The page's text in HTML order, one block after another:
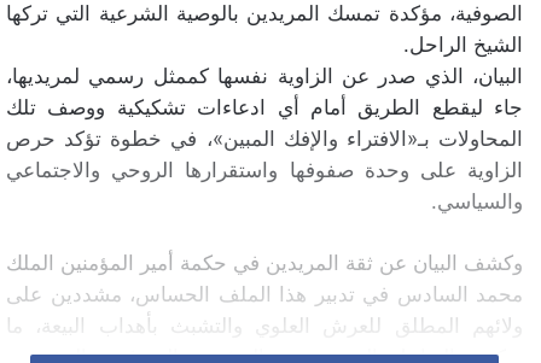
الصوفية، مؤكدة تمسك المريدين بالوصية الشرعية التي تركها
الشيخ الراحل.
البيان، الذي صدر عن الزاوية نفسها كممثل رسمي لمريديها،
جاء ليقطع الطريق أمام أي ادعاءات تشكيكية ووصف تلك
المحاولات بـ«الافتراء والإفك المبين»، في خطوة تؤكد حرص
الزاوية على وحدة صفوفها واستقرارها الروحي والاجتماعي
والسياسي.
وكشف البيان عن ثقة المريدين في حكمة أمير المؤمنين الملك
محمد السادس في تدبير هذا الملف الحساس، مشددين على
ولائهم المطلق للعرش العلوي والتشبث بأهداب البيعة، ما
يعكس التداخل العميق بين المشيخة الصوفية والمؤسسة